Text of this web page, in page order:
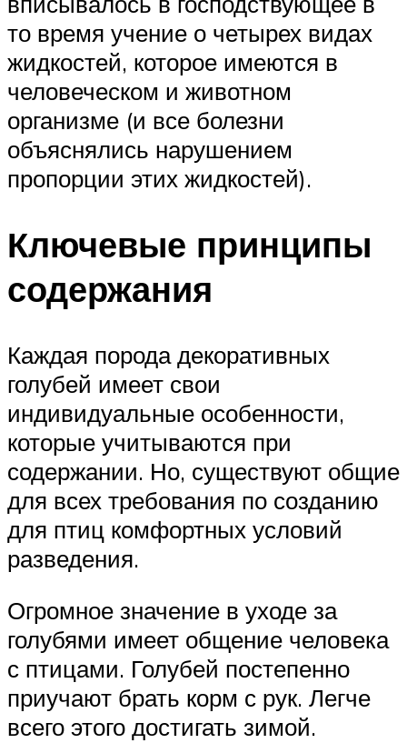
то время учение о четырех видах
жидкостей, которое имеются в
человеческом и животном
организме (и все болезни
объяснялись нарушением
пропорции этих жидкостей).
Ключевые принципы
содержания
Каждая порода декоративных
голубей имеет свои
индивидуальные особенности,
которые учитываются при
содержании. Но, существуют общие
для всех требования по созданию
для птиц комфортных условий
разведения.
Огромное значение в уходе за
голубями имеет общение человека
с птицами. Голубей постепенно
приучают брать корм с рук. Легче
всего этого достигать зимой.